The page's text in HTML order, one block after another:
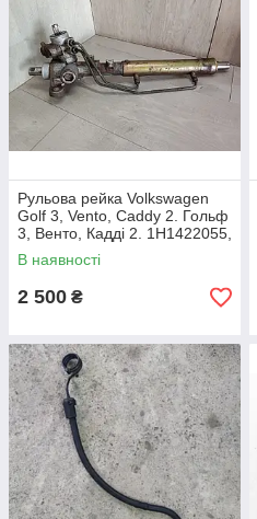
Рульова рейка Volkswagen
Golf 3, Vento, Caddy 2. Гольф
3, Венто, Кадді 2. 1H1422055,
1H1422061.
В наявності
2 500 ₴